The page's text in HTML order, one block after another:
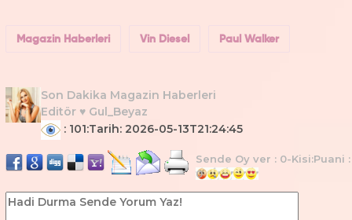
Magazin Haberleri Vin Diesel Paul Walker
Son Dakika Magazin Haberleri
Editör ♥ Gul_Beyaz
: 101:Tarih: 2026-05-13T21:24:45
Sende Oy ver : 0-Kisi:Puani :
0